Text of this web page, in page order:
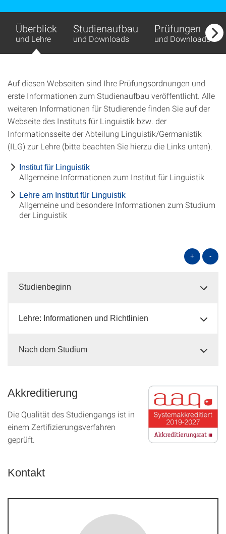
Überblick
und Lehre
Studienaufbau
und Downloads
Prüfungen
und Downloads
Auf diesen Webseiten sind Ihre Prüfungsordnungen und
erste Informationen zum Studienaufbau veröffentlicht. Alle
weiteren Informationen für Studierende finden Sie auf der
Webseite des Instituts für Linguistik bzw. der
Informationsseite der Abteilung Linguistik/Germanistik
(ILG) zur Lehre (bitte beachten Sie hierzu die Links unten).
Institut für Linguistik
Allgemeine Informationen zum Institut für Linguistik
Lehre am Institut für Linguistik
Allgemeine und besondere Informationen zum Studium
der Linguistik
+ -
Studienbeginn
Lehre: Informationen und Richtlinien
Nach dem Studium
Akkreditierung
Die Qualität des Studien­gangs ist in
einem Zer­ti­fizier­ungs­ver­fahren
geprüft.
Kontakt